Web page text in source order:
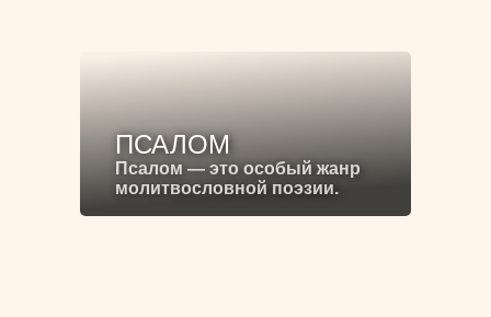
ПСАЛОМ
Псалом — это особый жанр
молитвословной поэзии.